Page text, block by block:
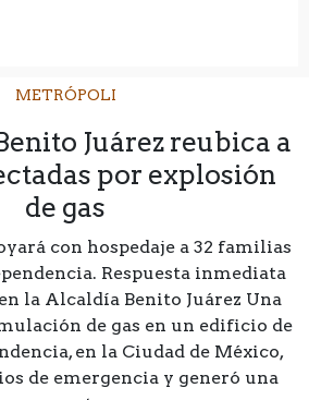
METRÓPOLI
Juárez reubica a
por explosión
de gas
con hospedaje a 32 familias
Respuesta inmediata
la Alcaldía Benito Juárez Una
de gas en un edificio de
en la Ciudad de México,
de emergencia y generó una